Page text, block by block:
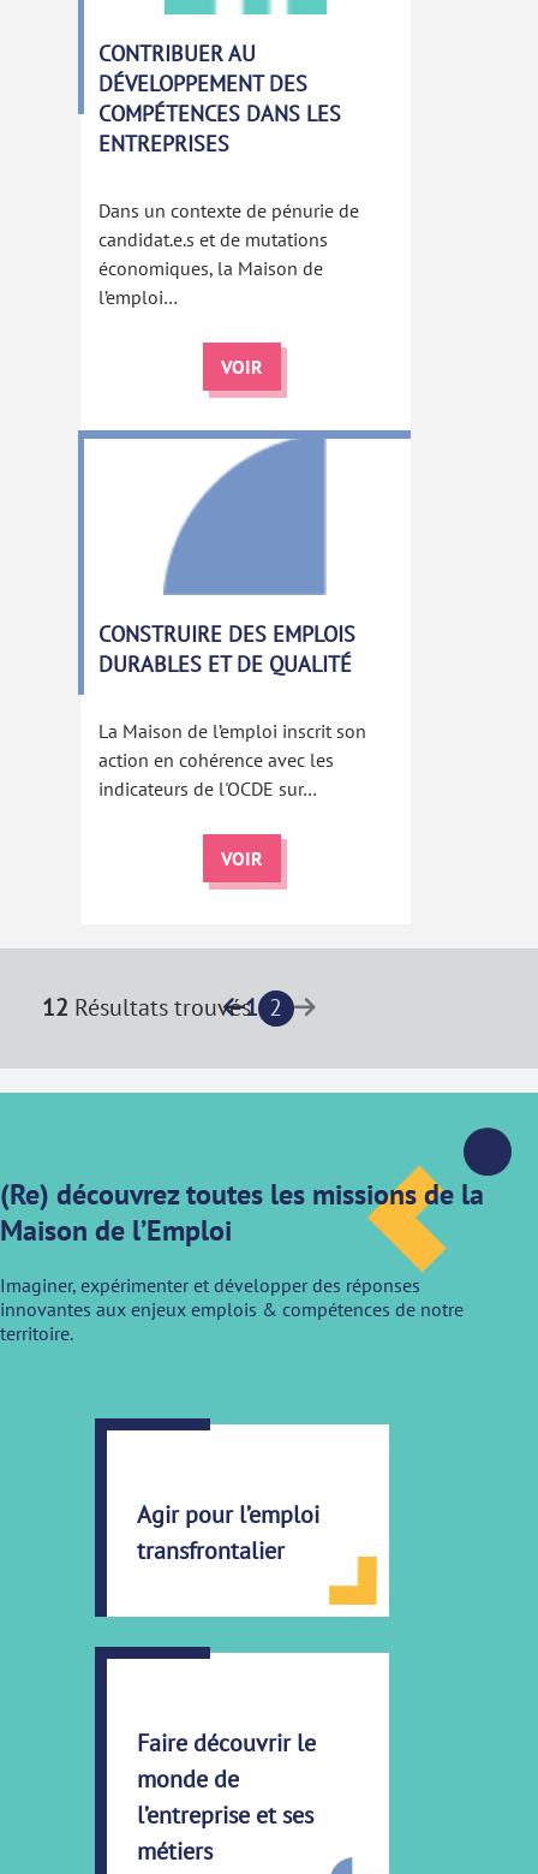
CONTRIBUER AU
DÉVELOPPEMENT DES
COMPÉTENCES DANS LES
ENTREPRISES
Dans un contexte de pénurie de
candidat.e.s et de mutations
économiques, la Maison de
l’emploi…
VOIR
CONSTRUIRE DES EMPLOIS
DURABLES ET DE QUALITÉ
La Maison de l’emploi inscrit son
action en cohérence avec les
indicateurs de l'OCDE sur…
VOIR
12 Résultats trouvés1 2
(Re) découvrez toutes les missions de la
Maison de l’Emploi
Imaginer, expérimenter et développer des réponses
innovantes aux enjeux emplois & compétences de notre
territoire.
Agir pour l’emploi
transfrontalier
Faire découvrir le
monde de
l’entreprise et ses
métiers